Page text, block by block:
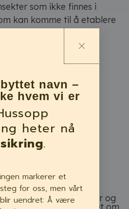
som ikke finnes i
kan komme til å etablere
(NHF) er
forsikring av råteskader og
navn –
hvem vi er
heter nå
.
markerer et
for oss, men vårt
uendret: Å være